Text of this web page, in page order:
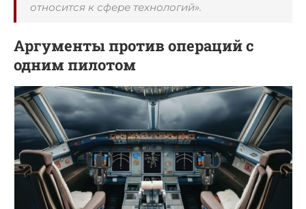
относится к сфере технологий».
Аргументы против операций с
одним пилотом